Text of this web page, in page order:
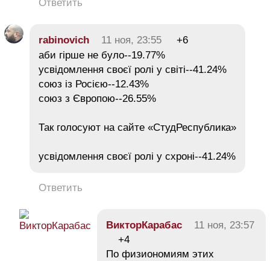
Ответить
rabinovich 11 ноя, 23:55
+6
аби гірше не було--19.77%
усвідомлення своєї ролі у світі--41.24%
союз із Росією--12.43%
союз з Європою--26.55%
Так голосуют на сайте «СтудРеспублика»
усвідомлення своєї ролі у схроні--41.24%
Ответить
ВикторКарабас
11 ноя, 23:57
+4
По физиономиям этих